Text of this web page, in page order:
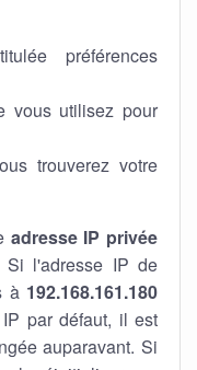
préférences
vous utilisez pour
trouverez votre
adresse IP privée
Si l'adresse IP de
à 192.168.161.180
par défaut, il est
auparavant. Si